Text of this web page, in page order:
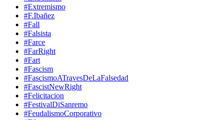
#Extremismo
#F.Ibañez
#Fall
#Falsista
#Farce
#FarRight
#Fart
#Fascism
#FascismoATravesDeLaFalsedad
#FascistNewRight
#Felicitacion
#FestivalDiSanremo
#FeudalismoCorporativo